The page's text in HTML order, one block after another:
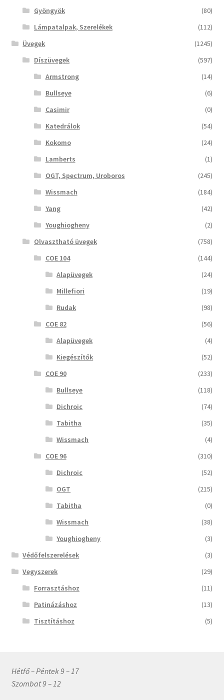
Gyöngyök
(80)
Lámpatalpak, Szerelékek
(112)
Üvegek
(1245)
Díszüvegek
(597)
Armstrong
(14)
Bullseye
(6)
Casimir
(0)
Katedrálok
(54)
Kokomo
(24)
Lamberts
(1)
OGT, Spectrum, Uroboros
(245)
Wissmach
(184)
Yang
(42)
Youghiogheny
(2)
Olvasztható üvegek
(758)
COE 104
(144)
Alapüvegek
(24)
Millefiori
(19)
Rudak
(98)
COE 82
(56)
Alapüvegek
(4)
Kiegészítők
(52)
COE 90
(233)
Bullseye
(118)
Dichroic
(74)
Tabitha
(35)
Wissmach
(4)
COE 96
(310)
Dichroic
(52)
OGT
(215)
Tabitha
(0)
Wissmach
(38)
Youghiogheny
(3)
Védőfelszerelések
(3)
Vegyszerek
(29)
Forrasztáshoz
(11)
Patinázáshoz
(13)
Tisztításhoz
(5)
Hétfő – Péntek 9 – 17
Szombat 9 – 12